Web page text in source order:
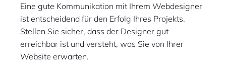
Eine gute Kommunikation mit Ihrem Webdesigner
ist entscheidend für den Erfolg Ihres Projekts.
Stellen Sie sicher, dass der Designer gut
erreichbar ist und versteht, was Sie von Ihrer
Website erwarten.